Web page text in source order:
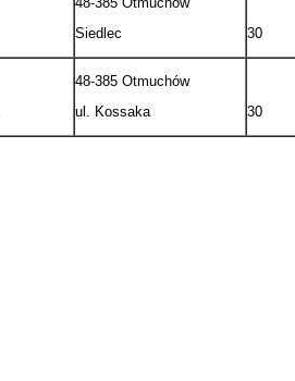
Siedlec
30
48-385 Otmuchów
ul. Kossaka
30